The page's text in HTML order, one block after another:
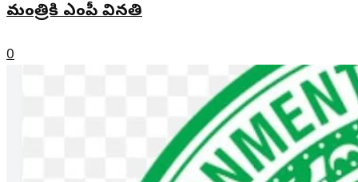
మంత్రికి ఎంపీ వినతి
0